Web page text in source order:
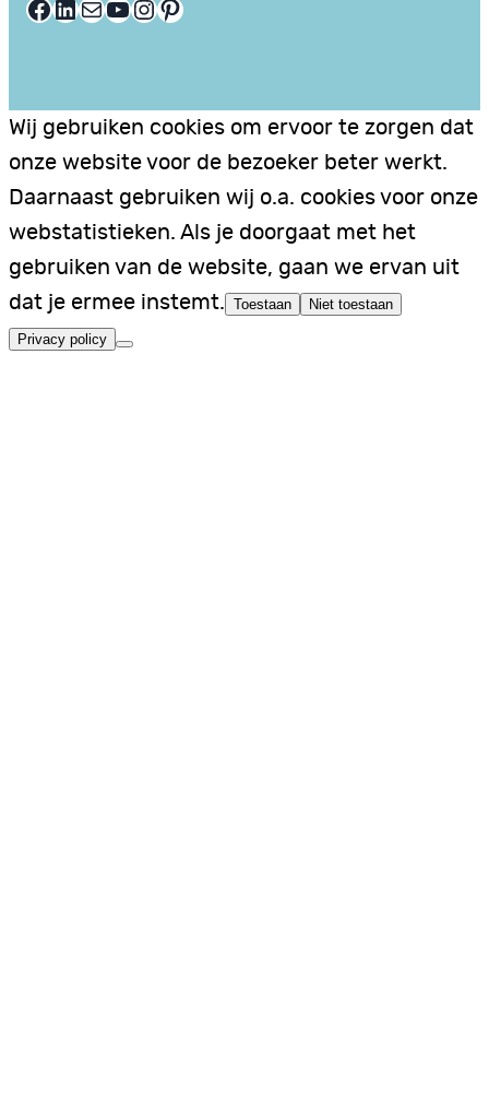
Facebook LinkedIn E-mail YouTube InstagramPinterest
Wij gebruiken cookies om ervoor te zorgen dat
onze website voor de bezoeker beter werkt.
Daarnaast gebruiken wij o.a. cookies voor onze
webstatistieken. Als je doorgaat met het
gebruiken van de website, gaan we ervan uit
dat je ermee instemt. Toestaan Niet toestaan
Privacy policy